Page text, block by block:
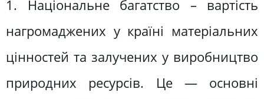
1. Національне багатство – вартість
нагромаджених у країні матеріальних
цінностей та залучених у виробництво
природних ресурсів. Це — основні